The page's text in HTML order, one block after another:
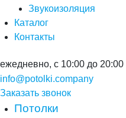
Звукоизоляция
Каталог
Контакты
ежедневно, с 10:00 до 20:00
info@potolki.company
Заказать звонок
Потолки